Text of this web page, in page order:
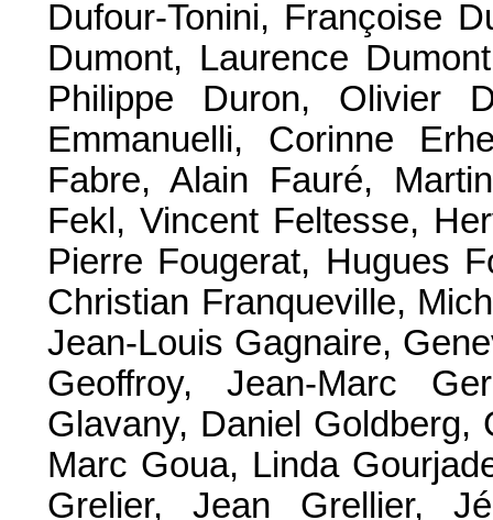
Dufour-Tonini, Françoise
Dumont, Laurence
Philippe Duron, Olivier
Emmanuelli, Corinne
Fabre, Alain Fauré,
Fekl, Vincent Feltesse,
Pierre Fougerat, Hugues
Christian Franqueville,
Jean-Louis Gagnaire,
Geoffroy, Jean-Marc
Glavany, Daniel
Marc Goua, Linda
Grelier, Jean Grellier,